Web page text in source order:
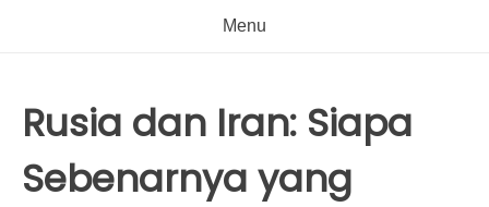
Menu
Rusia dan Iran: Siapa
Sebenarnya yang